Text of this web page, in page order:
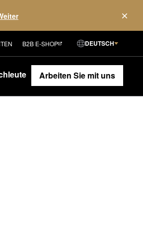
B2B E-SHOP DEUTSCH
Arbeiten Sie mit uns